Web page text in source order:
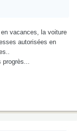
vacances, la voiture
autorisées en